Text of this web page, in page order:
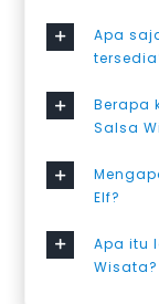
Apa
Berapa
Salsa
Elf?
Apa itu
Wisata?